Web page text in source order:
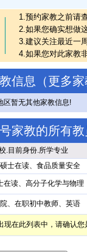
1.预约家教之前请
2.如果您确实想做
3.建议关注最近一
4.如果您对此家教
信息（更多
区暂无其他家教信息!
家教的所有
.目前身份.所学专业
士在读、食品质量安全
在读、高分子化学与物理
、在职初中教师、英语
现在此列表中，请确认您